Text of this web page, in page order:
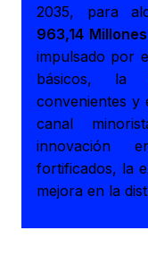
2035, para
963,14
impulsado por
básicos, la
convenientes y
canal
innovación
fortificados, la
mejora en la